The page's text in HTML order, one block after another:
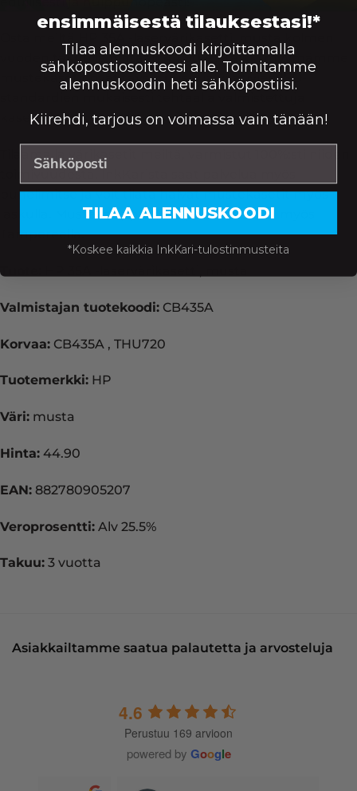
vuoden takuulla hintaan 44.90 €. Kaikki myymämme
mustekasetit ovat täysin uusia ja vaativien ISO-
kasetteja.
Tilaamalla värikasetit meiltä, varmistut 100%:sti niiden
toimivuudesta. InkKarista saat palvelua myös
puhelimitse ja voit tilata halvat mustekasetit myös
laskulla. Mustekauppamme palvelee sinua myös
Tampereella.
Tuote:
Valmistajan tuotekoodi: CB435A
Korvaa: CB435A , THU720
Tuotemerkki: HP
Väri: musta
Hinta: 44.90
EAN: 882780905207
Veroprosentti: Alv 25.5%
Takuu: 3 vuotta
Asiakkailtamme saatua palautetta ja arvosteluja
4.6
Perustuu 169 arvioon
powered by Google
ensimmäisestä tilauksestasi!*
Tilaa alennuskoodi kirjoittamalla
sähköpostiosoitteesi alle. Toimitamme
alennuskoodin heti sähköpostiisi.
Kiirehdi, tarjous on voimassa vain tänään!
TILAA ALENNUSKOODI
*Koskee kaikkia InkKari-tulostinmusteita